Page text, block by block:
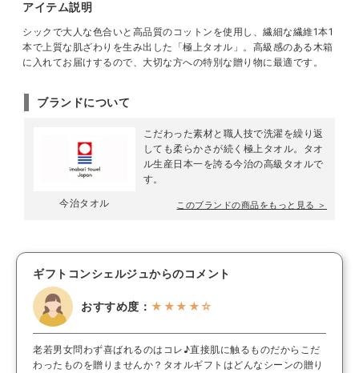
アイテム説明
シックで大人な色合いと高品質のコットンを使用し、繊細な繊維1本1
本で上質な肌ざわりを生み出した「極上タオル」。高級感のある木箱
に入れてお届けするので、大切な方への特別な贈り物に最適です。
ブランドについて
今治タオル
こだわった素材と職人技で洗濯を繰り返
しても柔らかさが続く極上タオル。タオ
ル生産日本一を誇る今治の高級タオルで
す。
このブランドの商品をもっと見る ＞
ギフトコンシェルジュからのコメント
おすすめ度： ★★★★☆
老若男女問わず喜ばれるのはコレ♪直接肌に触るものだからこだ
わったものを贈りませんか？タオルギフトはどんなシーンの贈り